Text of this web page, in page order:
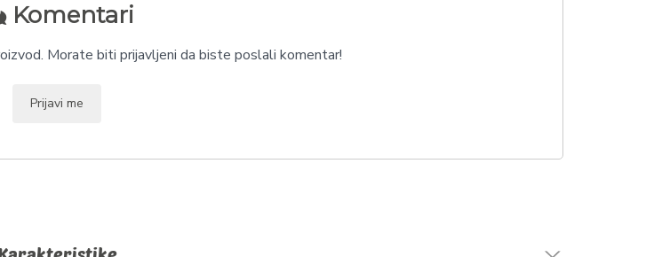
Komentari
Morate biti prijavljeni da biste poslali komentar!
Prijavi me